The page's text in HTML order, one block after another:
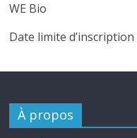
WE Bio
Date limite d’inscription
À propos